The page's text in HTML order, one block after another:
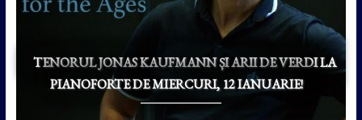
TENORUL JONAS KAUFMANN ȘI ARII DE VERDI LA
PIANOFORTE DE MIERCURI, 12 IANUARIE!